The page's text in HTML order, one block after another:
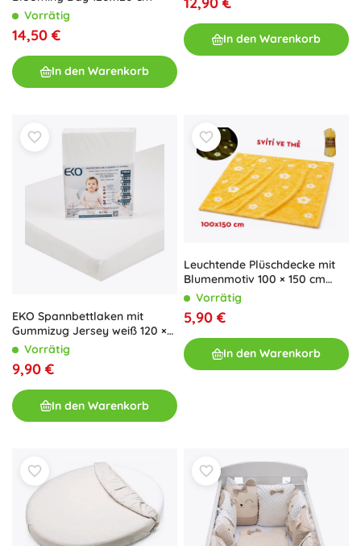
Vorrätig
14,50 €
In den Warenkorb
In den Warenkorb
EKO Spannbettlaken mit
Gummizug Jersey weiß 120 ×
60 cm
Vorrätig
9,90 €
In den Warenkorb
Leuchtende Plüschdecke mit
Blumenmotiv 100 × 150 cm
gelbVorrätig
5,90 €
In den Warenkorb